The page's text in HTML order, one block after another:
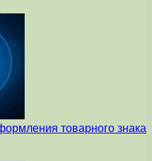
товарного знака